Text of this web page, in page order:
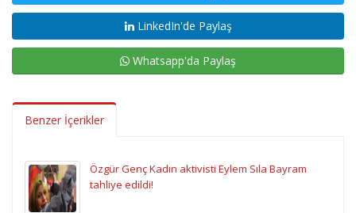
LinkedIn'de Paylaş
Whatsapp'da Paylaş
Benzer İçerikler
Özgür Genç Kadın aktivisti Eylem Sıla Bayram
tahliye edildi!